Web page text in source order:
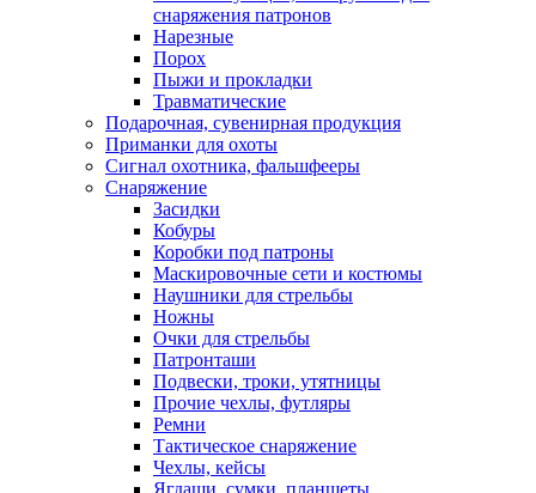
снаряжения патронов
Нарезные
Порох
Пыжи и прокладки
Травматические
Подарочная, сувенирная продукция
Приманки для охоты
Сигнал охотника, фальшфееры
Снаряжение
Засидки
Кобуры
Коробки под патроны
Маскировочные сети и костюмы
Наушники для стрельбы
Ножны
Очки для стрельбы
Патронташи
Подвески, троки, утятницы
Прочие чехлы, футляры
Ремни
Тактическое снаряжение
Чехлы, кейсы
Ягдаши, сумки, планшеты